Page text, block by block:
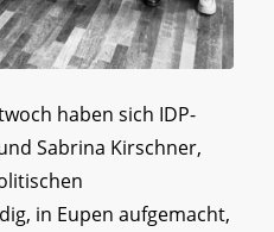
haben sich IDP-
Sabrina Kirschner,
in Eupen aufgemacht,